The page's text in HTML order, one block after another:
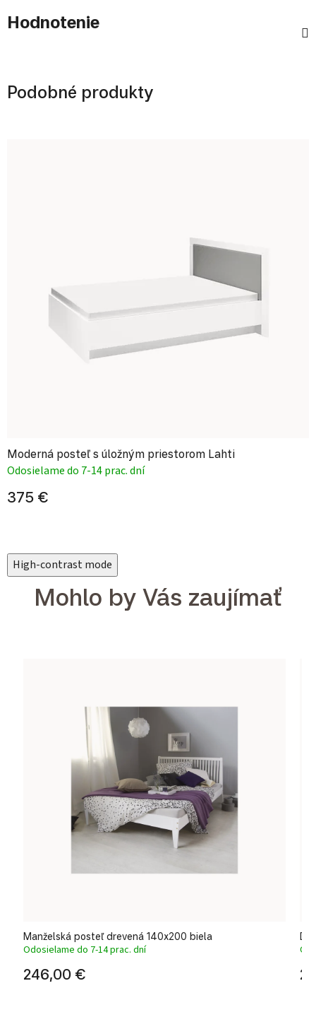
Hodnotenie
Podobné produkty
Moderná posteľ s úložným priestorom Lahti
Odosielame do 7-14 prac. dní
375 €
High-contrast mode
Mohlo by Vás zaujímať
Manželská posteľ drevená 140x200 biela
Odosielame do 7-14 prac. dní
246,00 €